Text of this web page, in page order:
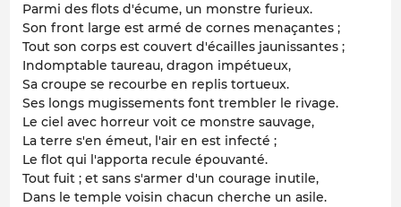
Parmi des flots d'écume, un monstre furieux.
Son front large est armé de cornes menaçantes ;
Tout son corps est couvert d'écailles jaunissantes ;
Indomptable taureau, dragon impétueux,
Sa croupe se recourbe en replis tortueux.
Ses longs mugissements font trembler le rivage.
Le ciel avec horreur voit ce monstre sauvage,
La terre s'en émeut, l'air en est infecté ;
Le flot qui l'apporta recule épouvanté.
Tout fuit ; et sans s'armer d'un courage inutile,
Dans le temple voisin chacun cherche un asile.